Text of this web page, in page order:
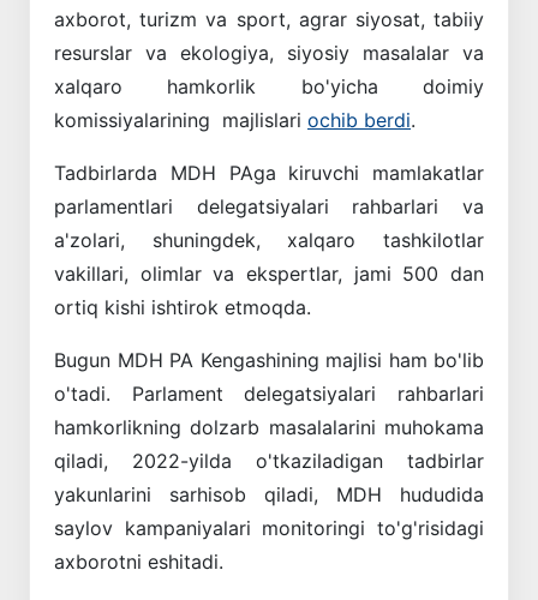
axborot, turizm va sport, agrar siyosat, tabiiy
resurslar va ekologiya, siyosiy masalalar va
xalqaro hamkorlik bo'yicha doimiy
komissiyalarining majlislari ochib berdi.
Tadbirlarda MDH PAga kiruvchi mamlakatlar
parlamentlari delegatsiyalari rahbarlari va
a'zolari, shuningdek, xalqaro tashkilotlar
vakillari, olimlar va ekspertlar, jami 500 dan
ortiq kishi ishtirok etmoqda.
Bugun MDH PA Kengashining majlisi ham bo'lib
o'tadi. Parlament delegatsiyalari rahbarlari
hamkorlikning dolzarb masalalarini muhokama
qiladi, 2022-yilda o'tkaziladigan tadbirlar
yakunlarini sarhisob qiladi, MDH hududida
saylov kampaniyalari monitoringi to'g'risidagi
axborotni eshitadi.